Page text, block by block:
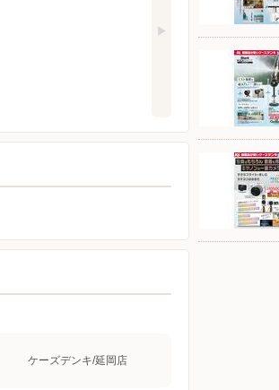
ケーズデンキ/延岡店